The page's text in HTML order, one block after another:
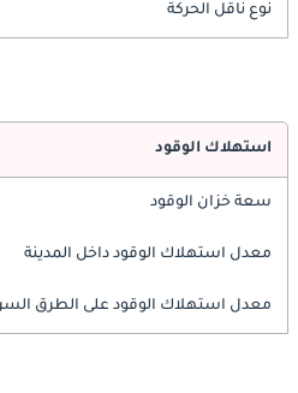
نوع ناقل الحركة
استهلاك الوقود
سعة خزان الوقود
معدل استهلاك الوقود داخل المدينة
معدل استهلاك الوقود على الطرق